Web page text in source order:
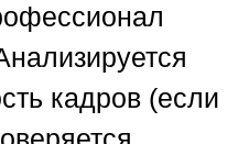
кадров (если